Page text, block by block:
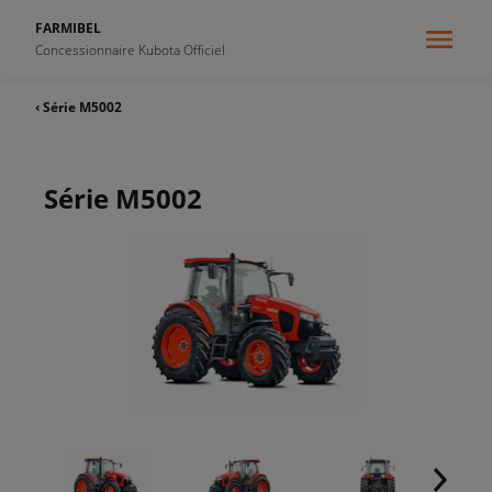
FARMIBEL
Concessionnaire Kubota Officiel
‹ Série M5002
Série M5002